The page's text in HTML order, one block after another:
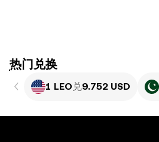
ִִִִִִִִִִִִִִִִִִִִִִִִִִִִִִִִִִִִִִִִִִִִִִִִ热门兑换
1 LEO 兑9.752 USD